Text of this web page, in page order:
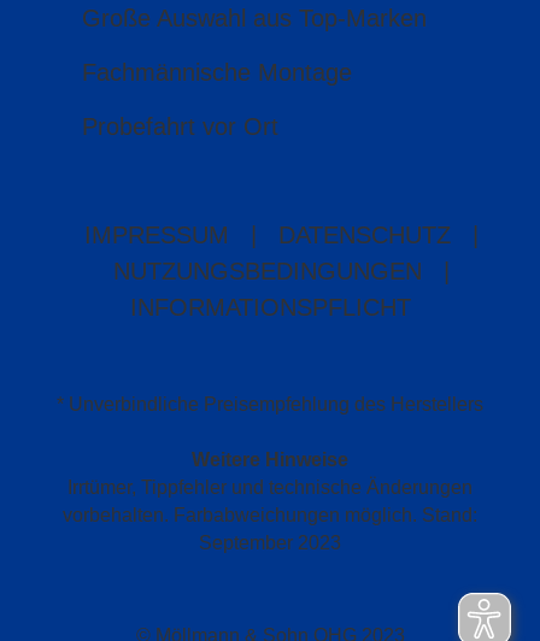
Große Auswahl aus Top-Marken
Fachmännische Montage
Probefahrt vor Ort
IMPRESSUM DATENSCHUTZ
NUTZUNGSBEDINGUNGEN
INFORMATIONSPFLICHT
* Unverbindliche Preisempfehlung des Herstellers
Weitere Hinweise
Irrtümer, Tippfehler und technische Änderungen
vorbehalten. Farbabweichungen möglich. Stand:
September 2023
© Möllmann & Sohn OHG 2023